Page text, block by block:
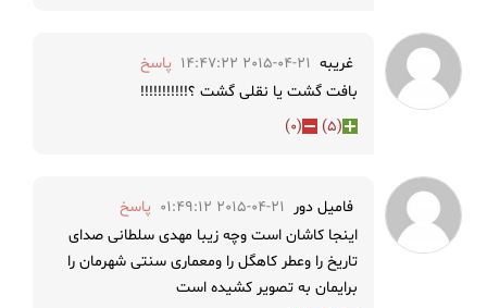
غریبه 2015-04-21 14:47:22
پاسخ
بافت گشت یا نقلی گشت ؟!!!!!!!!!!!
(
5
)
(
0
)
فاميل دور 2015-04-21 01:49:12
پاسخ
اینجا کاشان است وچه زیبا مهدی سلطانی صدای
تاریخ را وعطر کاهگل را ومعماری سنتی شهرمان را
برایمان به تصویر کشیده است